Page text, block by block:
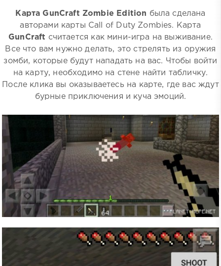
Карта GunCraft Zombie Edition была сделана
авторами карты Call of Duty Zombies. Карта
GunCraft считается как мини-игра на выживание.
Все что вам нужно делать, это стрелять из оружия
зомби, которые будут нападать на вас. Чтобы войти
на карту, необходимо на стене найти табличку.
После клика вы оказываетесь на карте, где вас ждут
бурные приключения и куча эмоций.